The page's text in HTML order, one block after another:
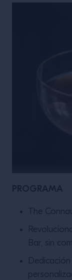
PROGRAMA
The
Bar, sin